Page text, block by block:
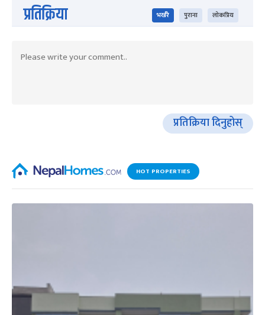
प्रतिक्रिया भर्खरै पुराना लोकप्रिय
प्रतिक्रिया दिनुहोस्
HOT PROPERTIES